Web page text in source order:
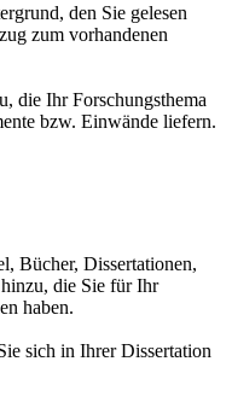
den Sie gelesen
zum vorhandenen
die Ihr Forschungsthema
bzw. Einwände liefern.
Bücher, Dissertationen,
die Sie für Ihr
haben.
sich in Ihrer Dissertation